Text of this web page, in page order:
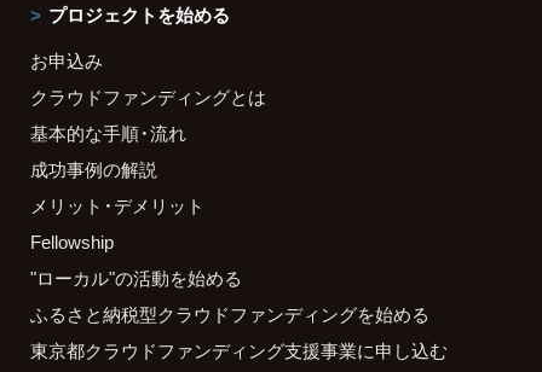
プロジェクトを始める
お申込み
クラウドファンディングとは
基本的な手順・流れ
成功事例の解説
メリット・デメリット
Fellowship
"ローカル"の活動を始める
ふるさと納税型クラウドファンディングを始める
東京都クラウドファンディング支援事業に申し込む